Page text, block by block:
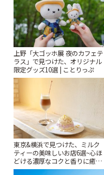
上野「大ゴッホ展 夜のカフェテ
ラス」で見つけた、オリジナル
限定グッズ10選 | ことりっぷ
東京&横浜で見つけた、ミルク
ティーの美味しいお店6選~心ほ
どける濃厚なコクと香りに癒や
されるティータイム~ | ことりっ